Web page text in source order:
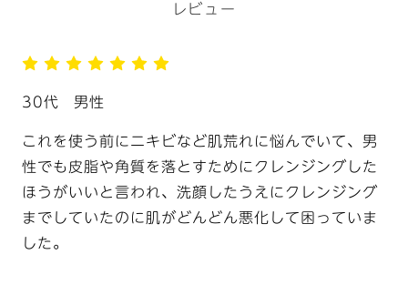
レビュー
30代 男性
これを使う前にニキビなど肌荒れに悩んでいて、男
性でも皮脂や角質を落とすためにクレンジングした
ほうがいいと言われ、洗顔したうえにクレンジング
までしていたのに肌がどんどん悪化して困っていま
した。